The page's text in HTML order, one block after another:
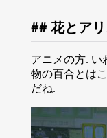
花とア
アニメの方. い
物の百合とは
だね.